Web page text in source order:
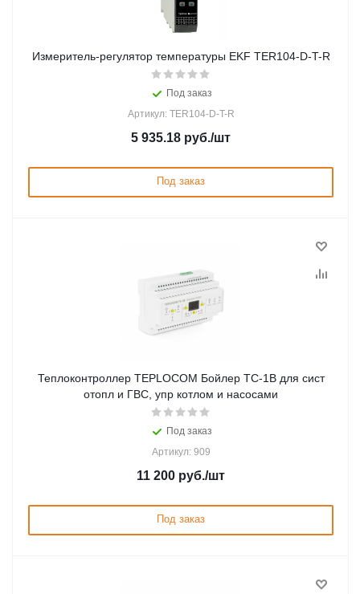
Измеритель-регулятор температуры EKF TER104-D-T-R
Под заказ
Артикул: TER104-D-T-R
5 935.18 руб./шт
Под заказ
Теплоконтроллер TEPLOCOM Бойлер TC-1B для сист
отопл и ГВС, упр котлом и насосами
Под заказ
Артикул: 909
11 200 руб./шт
Под заказ